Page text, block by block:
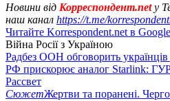
Новини від Корреспондент.netу
наш канал https://t.me/
Читайте Korrespondent.net в
Війна Росії з Україною
Радбез ООН обговорить українців
РФ прискорює аналог Starlink:
Рассвет
СюжетЖертви та поранені.